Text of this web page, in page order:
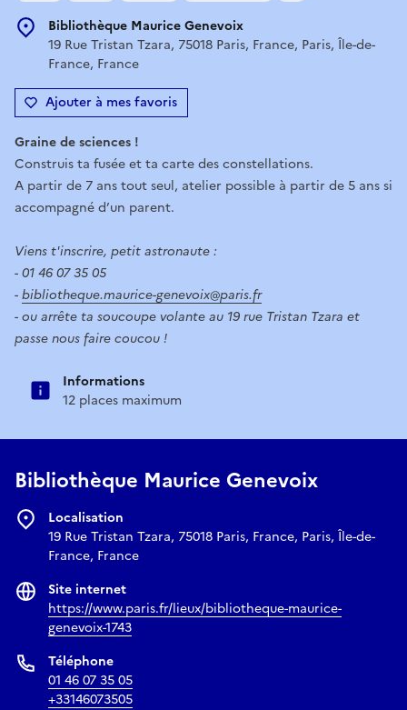
Bibliothèque Maurice Genevoix
19 Rue Tristan Tzara, 75018 Paris, France, Paris, Île-de-
France, France
Ajouter à mes favoris
Graine de sciences !
Construis ta fusée et ta carte des constellations.
A partir de 7 ans tout seul, atelier possible à partir de 5 ans si
accompagné d’un parent.
Viens t'inscrire, petit astronaute :
- 01 46 07 35 05
-bibliotheque.maurice-genevoix@paris.fr
- ou arrête ta soucoupe volante au 19 rue Tristan Tzara et
passe nous faire coucou !
Informations
12 places maximum
Bibliothèque Maurice Genevoix
Localisation
19 Rue Tristan Tzara, 75018 Paris, France, Paris, Île-de-
France, France
Site internet
https://www.paris.fr/lieux/bibliotheque-maurice-
genevoix-1743
Téléphone
01 46 07 35 05
+33146073505